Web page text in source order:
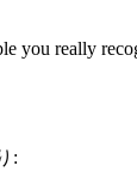
you really
: